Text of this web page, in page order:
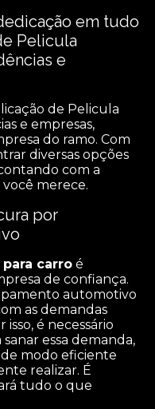
em tudo
Pelicula
e
de Pelicula
e empresas,
do ramo. Com
diversas opções
com a
merece.
por
carro é
de confiança.
automotivo
as demandas
é necessário
essa demanda,
de modo eficiente
realizar. É
tudo o que